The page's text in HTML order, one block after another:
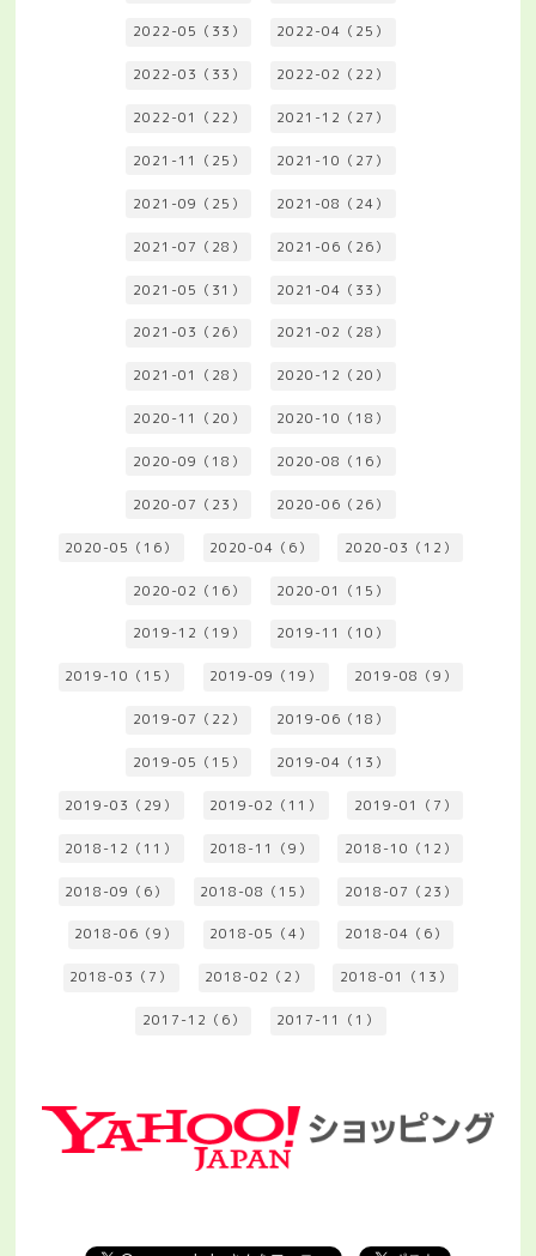
2022-05（33） 2022-04（25）
2022-03（33） 2022-02（22）
2022-01（22） 2021-12（27）
2021-11（25） 2021-10（27）
2021-09（25） 2021-08（24）
2021-07（28） 2021-06（26）
2021-05（31） 2021-04（33）
2021-03（26） 2021-02（28）
2021-01（28） 2020-12（20）
2020-11（20） 2020-10（18）
2020-09（18） 2020-08（16）
2020-07（23） 2020-06（26）
2020-05（16） 2020-04（6） 2020-03（12）
2020-02（16） 2020-01（15）
2019-12（19） 2019-11（10）
2019-10（15） 2019-09（19） 2019-08（9）
2019-07（22） 2019-06（18）
2019-05（15） 2019-04（13）
2019-03（29） 2019-02（11） 2019-01（7）
2018-12（11） 2018-11（9） 2018-10（12）
2018-09（6） 2018-08（15） 2018-07（23）
2018-06（9） 2018-05（4） 2018-04（6）
2018-03（7） 2018-02（2） 2018-01（13）
2017-12（6） 2017-11（1）